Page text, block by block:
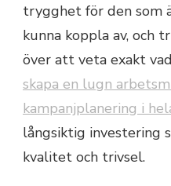
trygghet för den som
kunna koppla av, och
över att veta exakt
skapa en lugn
kampanjplanering i
långsiktig investering
kvalitet och trivsel.